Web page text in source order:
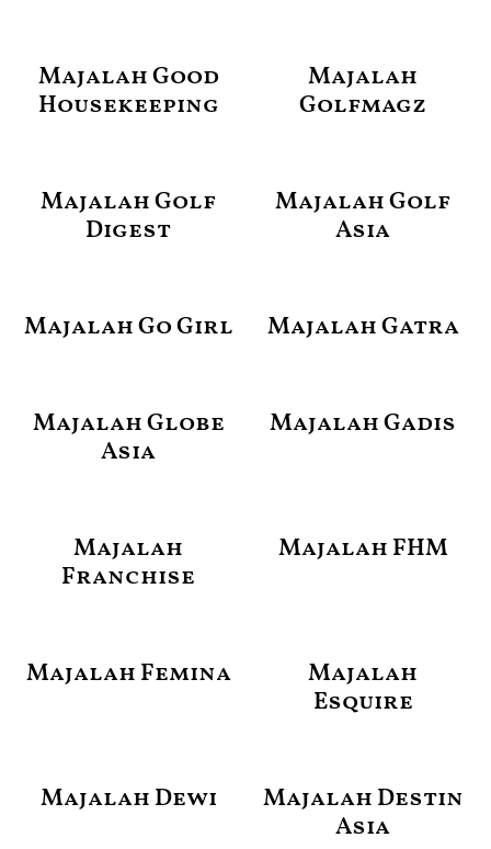
Majalah Good
Housekeeping
Majalah
Golfmagz
Majalah Golf
Digest
Majalah Golf
Asia
Majalah Go Girl Majalah Gatra
Majalah Globe
Asia
Majalah Gadis
Majalah
Franchise
Majalah FHM
Majalah Femina
Majalah
Esquire
Majalah Dewi
Majalah Destin
Asia